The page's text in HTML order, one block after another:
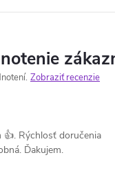
Zobraziť recenzie
Rýchlosť doručenia
Ďakujem.